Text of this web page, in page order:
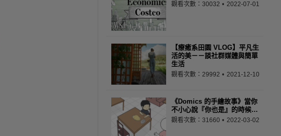
觀看次數：30032 2022-07-01
【療癒系田園 VLOG】平凡生
活的美－－談社群媒體與簡單
生活
觀看次數：29992 2021-12-10
《Domics 的手繪故事》當你
不小心說『你也是』的時候…
觀看次數：31660 2022-03-02